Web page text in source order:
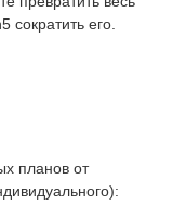
сократить его.
планов от